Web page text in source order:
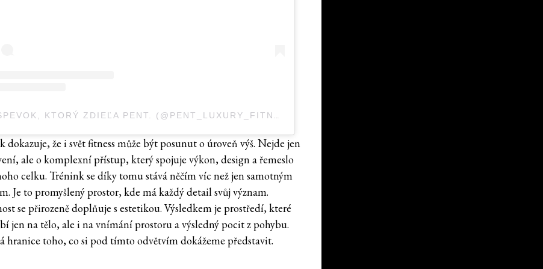
PRÍSPEVOK, KTORÝ ZDIEĽA PENT. (@PENT_LUXURY_FITNESS)
dokazuje, že i svět fitness může být posunut o úroveň výš. Nejde jen
ale o komplexní přístup, který spojuje výkon, design a řemeslo
celku. Trénink se díky tomu stává něčím víc než jen samotným
Je to promyšlený prostor, kde má každý detail svůj význam.
se přirozeně doplňuje s estetikou. Výsledkem je prostředí, které
jen na tělo, ale i na vnímání prostoru a výsledný pocit z pohybu.
hranice toho, co si pod tímto odvětvím dokážeme představit.